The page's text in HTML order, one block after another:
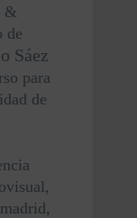
&
Sáez
para
de